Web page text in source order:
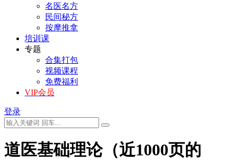
名医名方
民间秘方
按摩推拿
培训课
专题
合集打包
视频课程
免费福利
VIP会员
登录
道医基础理论（近1000页的